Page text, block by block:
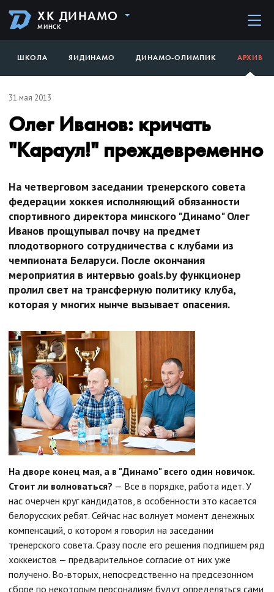
ХК ДИНАМО
МИНСК
ШКОЛА ЯИДИНАМО ДИНАМО-ОЛИМПИК АРХИВ
31 мая 2013
Олег Иванов: кричать
"Караул!" преждевременно
На четверговом заседании тренерского совета
федерации хоккея исполняющий обязанности
спортивного директора минского "Динамо" Олег
Иванов прощупывал почву на предмет
плодотворного сотрудничества с клубами из
чемпионата Беларуси. После окончания
мероприятия в интервью goals.by функционер
пролил свет на трансферную политику клуба,
которая у многих нынче вызывает опасения.
На дворе конец мая, а в "Динамо" всего один новичок.
Стоит ли волноваться? — Все в порядке, работа идет. У
нас очерчен круг кандидатов, в особенности это касается
белорусских ребят. Сейчас нас волнует момент денежных
компенсаций, о котором я говорил на заседании
тренерского совета. Сразу после его решения подпишем ряд
хоккеистов — предварительное согласие от них уже
получено. Во-вторых, непосредственно на предсезонном
сборе по некоторым персоналиям будут определяться сами